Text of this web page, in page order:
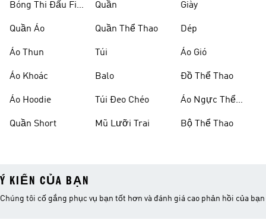
Bóng Thi Đấu Fifa
Quần Áo
Áo Thun
Áo Khoác
Áo Hoodie
Quần Short
Quần
Quần Thể Thao
Túi
Balo
Túi Đeo Chéo
Mũ Lưỡi Trai
Giày
Dép
Áo Gió
Đồ Thể Thao
Áo Ngực Thể
Bộ Thể Thao
Ý KIẾN CỦA BẠN
Chúng tôi cố gắng phục vụ bạn tốt hơn và đánh giá cao phản hồi của bạn